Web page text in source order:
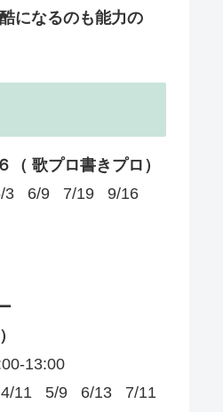
酷になるのも能力の
（ 歌プロ書きプロ）
3 6/9 7/19 9/16
13:00
11 5/9 6/13 7/11